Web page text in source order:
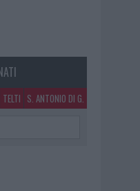
TELTI S. ANTONIO DI G.